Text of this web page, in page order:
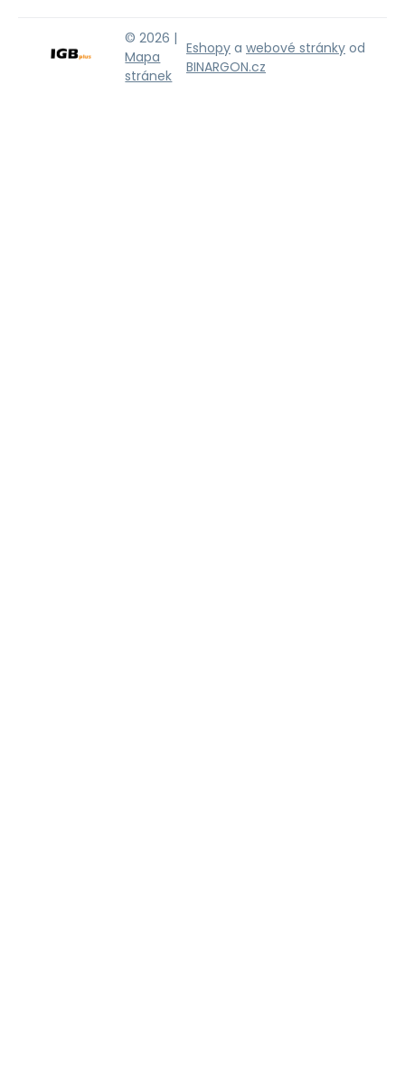
© 2026 |
Mapa
stránek
Eshopy a webové stránky od
BINARGON.cz